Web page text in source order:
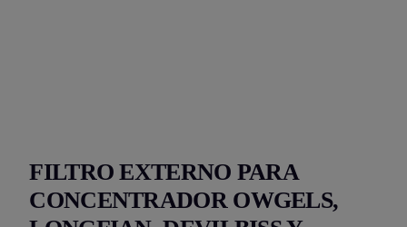
FILTRO EXTERNO PARA
CONCENTRADOR OWGELS,